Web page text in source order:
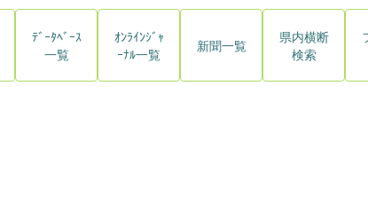
ﾃﾞｰﾀﾍﾞｰｽ
一覧
ｵﾝﾗｲﾝｼﾞｬ
ｰﾅﾙ一覧
新聞一覧
県内横断
検索